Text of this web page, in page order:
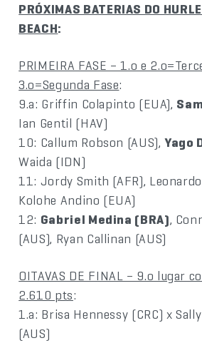
PRÓXIMAS BATERIAS DO
BEACH:
PRIMEIRA FASE – 1.o e
3.o=Segunda Fase:
9.a: Griffin Colapinto (EUA),
Ian Gentil (HAV)
10: Callum Robson (AUS),Yago
Waida (IDN)
11: Jordy Smith (AFR),
Kolohe Andino (EUA)
12: Gabriel Medina (BRA),
(AUS), Ryan Callinan (AUS)
OITAVAS DE FINAL – 9.o lugar
2.610 pts:
1.a: Brisa Hennessy (CRC) x
(AUS)